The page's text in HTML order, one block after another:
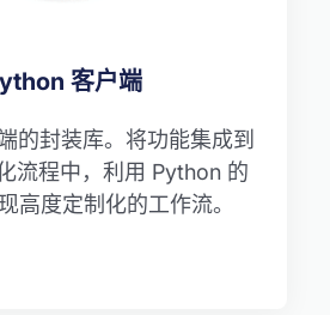
客户端
的封装库。将功能集成到
流程中，利用 Python 的
高度定制化的工作流。